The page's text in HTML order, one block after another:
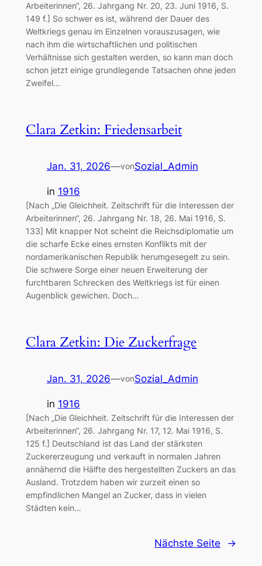
Arbeiterinnen“, 26. Jahrgang Nr. 20, 23. Juni 1916, S.
149 f.] So schwer es ist, während der Dauer des
Weltkriegs genau im Einzelnen vorauszusagen, wie
nach ihm die wirtschaftlichen und politischen
Verhältnisse sich gestalten werden, so kann man doch
schon jetzt einige grundlegende Tatsachen ohne jeden
Zweifel…
Clara Zetkin: Friedensarbeit
Jan. 31, 2026—vonSozial_Admin
in 1916
[Nach „Die Gleichheit. Zeitschrift für die Interessen der
Arbeiterinnen“, 26. Jahrgang Nr. 18, 26. Mai 1916, S.
133] Mit knapper Not scheint die Reichsdiplomatie um
die scharfe Ecke eines ernsten Konflikts mit der
nordamerikanischen Republik herumgesegelt zu sein.
Die schwere Sorge einer neuen Erweiterung der
furchtbaren Schrecken des Weltkriegs ist für einen
Augenblick gewichen. Doch…
Clara Zetkin: Die Zuckerfrage
Jan. 31, 2026—vonSozial_Admin
in 1916
[Nach „Die Gleichheit. Zeitschrift für die Interessen der
Arbeiterinnen“, 26. Jahrgang Nr. 17, 12. Mai 1916, S.
125 f.] Deutschland ist das Land der stärksten
Zuckererzeugung und verkauft in normalen Jahren
annähernd die Hälfte des hergestellten Zuckers an das
Ausland. Trotzdem haben wir zurzeit einen so
empfindlichen Mangel an Zucker, dass in vielen
Städten kein…
Nächste Seite →